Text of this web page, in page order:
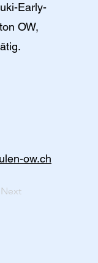
Early-
OW,
ow.ch
Next